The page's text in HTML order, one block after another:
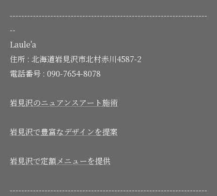
--------------------------------------------------------------------
--
Laule'a
住所 : 北海道岩見沢市北村赤川4587-2
電話番号 : 090-7654-8078
岩見沢のニュアンスアート施術
岩見沢で豊富なデザインを提案
岩見沢で定額メニューを提供
--------------------------------------------------------------------